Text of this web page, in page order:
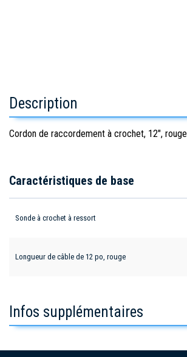
Description
Cordon de raccordement à crochet, 12", rouge
Caractéristiques de base
Sonde à crochet à ressort
Longueur de câble de 12 po, rouge
Infos supplémentaires